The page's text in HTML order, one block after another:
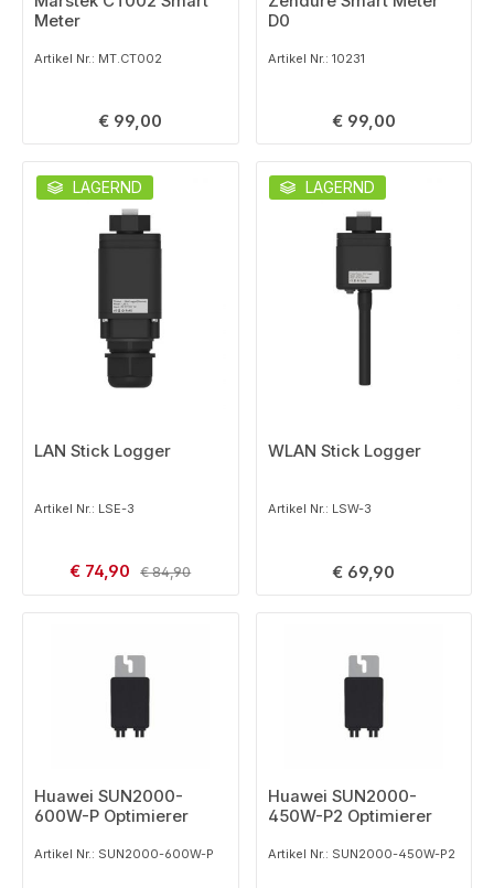
Meter
Artikel Nr.: MT.CT002
Regulärer Preis:
€ 99,00
D0
Artikel Nr.: 10231
Regulärer Preis:
€ 99,00
LAGERND
LAN Stick Logger
Artikel Nr.: LSE-3
Verkaufspreis:
€ 74,90 Regulärer Preis:
€ 84,90
LAGERND
WLAN Stick Logger
Artikel Nr.: LSW-3
Regulärer Preis:
€ 69,90
Huawei SUN2000-
600W-P Optimierer
Artikel Nr.: SUN2000-600W-P
Huawei SUN2000-
450W-P2 Optimierer
Artikel Nr.: SUN2000-450W-P2